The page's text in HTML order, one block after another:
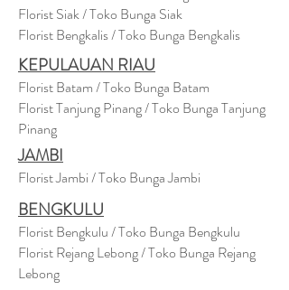
Florist Siak / Toko Bunga Siak
Florist Bengkalis / Toko Bunga Bengkalis
KEPULAUAN RIAU
Florist Batam / Toko Bunga Batam
Florist Tanjung Pinang / Toko Bunga Tanjung
Pinang
JAMBI
Florist Jambi / Toko Bunga Jambi
BENGKULU
Florist Bengkulu / Toko Bunga Bengkulu
Florist Rejang Lebong / Toko Bunga Rejang
Lebong